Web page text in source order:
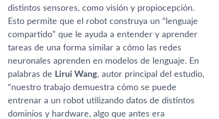
distintos sensores, como visión y propiocepción.
Esto permite que el robot construya un “lenguaje
compartido” que le ayuda a entender y aprender
tareas de una forma similar a cómo las redes
neuronales aprenden en modelos de lenguaje. En
palabras de Lirui Wang, autor principal del estudio,
“nuestro trabajo demuestra cómo se puede
entrenar a un robot utilizando datos de distintos
dominios y hardware, algo que antes era